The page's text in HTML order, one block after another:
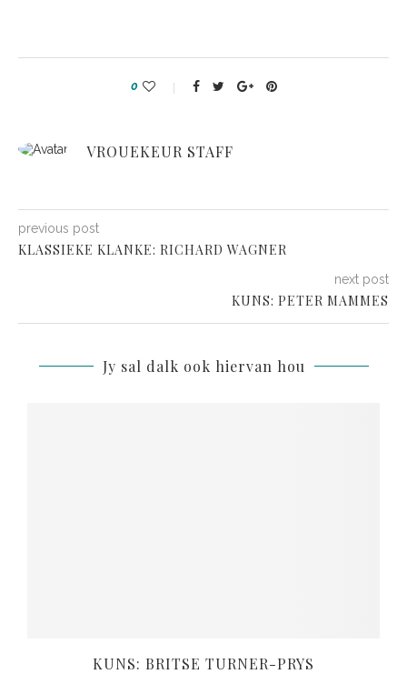
0
VROUEKEUR STAFF
previous post
KLASSIEKE KLANKE: RICHARD WAGNER
next post
KUNS: PETER MAMMES
Jy sal dalk ook hiervan hou
KUNS: BRITSE TURNER-PRYS